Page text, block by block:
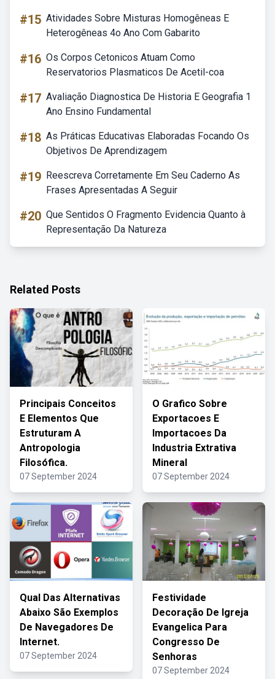
#15 Atividades Sobre Misturas Homogêneas E
Heterogêneas 4o Ano Com Gabarito
#16 Os Corpos Cetonicos Atuam Como
Reservatorios Plasmaticos De Acetil-coa
#17 Avaliação Diagnostica De Historia E Geografia 1
Ano Ensino Fundamental
#18 As Práticas Educativas Elaboradas Focando Os
Objetivos De Aprendizagem
#19 Reescreva Corretamente Em Seu Caderno As
Frases Apresentadas A Seguir
#20 Que Sentidos O Fragmento Evidencia Quanto à
Representação Da Natureza
Related Posts
Principais Conceitos
E Elementos Que
Estruturam A
Antropologia
Filosófica.
07 September 2024
O Grafico Sobre
Exportacoes E
Importacoes Da
Industria Extrativa
Mineral
07 September 2024
Qual Das Alternativas
Abaixo São Exemplos
De Navegadores De
Internet.
07 September 2024
Festividade
Decoração De Igreja
Evangelica Para
Congresso De
Senhoras
07 September 2024